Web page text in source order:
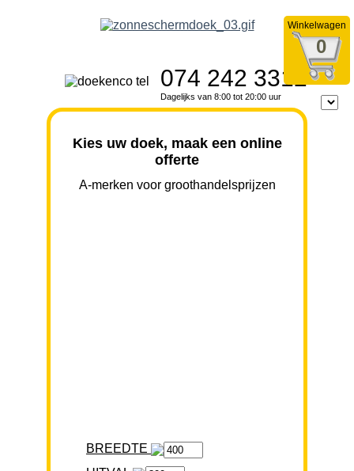
Winkelwagen
0
074 242 3312
Dagelijks van 8:00 tot 20:00 uur
Kies uw doek, maak een online
offerte
A-merken voor groothandelsprijzen
BREEDTE